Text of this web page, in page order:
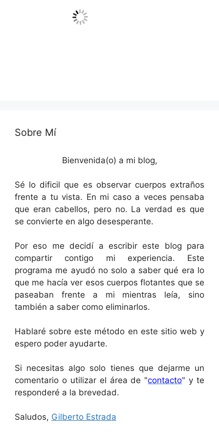
Sobre Mí
Bienvenida(o) a mi blog,
Sé lo dificil que es observar cuerpos extraños
frente a tu vista. En mi caso a veces pensaba
que eran cabellos, pero no. La verdad es que
se convierte en algo desesperante.
Por eso me decidí a escribir este blog para
compartir contigo mi experiencia. Este
programa me ayudó no solo a saber qué era lo
que me hacía ver esos cuerpos flotantes que se
paseaban frente a mi mientras leía, sino
también a saber como eliminarlos.
Hablaré sobre este método en este sitio web y
espero poder ayudarte.
Si necesitas algo solo tienes que dejarme un
comentario o utilizar el área de "contacto" y te
responderé a la brevedad.
Saludos, Gilberto Estrada